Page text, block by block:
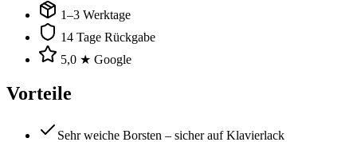
1–3 Werktage
14 Tage Rückgabe
5,0 ★ Google
Vorteile
Sehr weiche Borsten – sicher auf Klavierlack